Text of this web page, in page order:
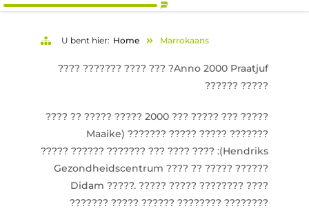
U bent hier: Home Marrokaans
Anno 2000 Praatjuf? ??? ???? ??????? ????
????? ??????
????? ??? ????? ??? 2000 ????? ????? ?? ????
??????? ????? ????? ??????? (Maaike
Hendriks): ???? ???? ??? ??????? ?????? ?????
?????? ????? ?? ???? Gezondheidscentrum
Didam ?????. ????? ????? ???????? ????
??????? ????? ?????? ???????? ????????